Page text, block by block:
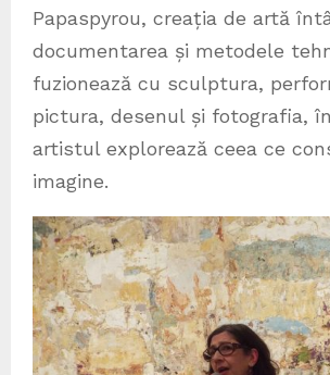
Papaspyrou, creația de artă
documentarea și metodele
fuzionează cu sculptura,
pictura, desenul și fotografia,
artistul explorează ceea ce
imagine.